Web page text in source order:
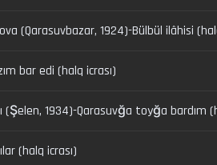
(Qarasuvbazar, 1924)-Bülbül ilâhisi
bar edi (halq icrası)
(Şelen, 1934)-Qarasuvğa toyğa bardım
(halq icrası)